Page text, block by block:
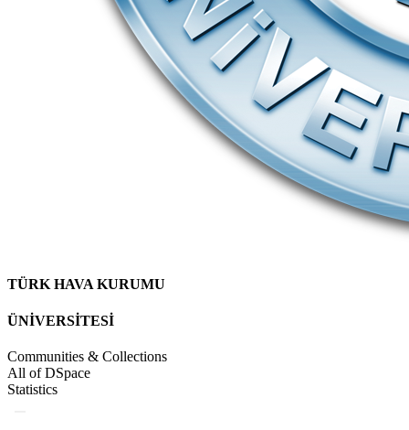
TÜRK HAVA KURUMU
ÜNİVERSİTESİ
Communities & Collections
All of DSpace
Statistics